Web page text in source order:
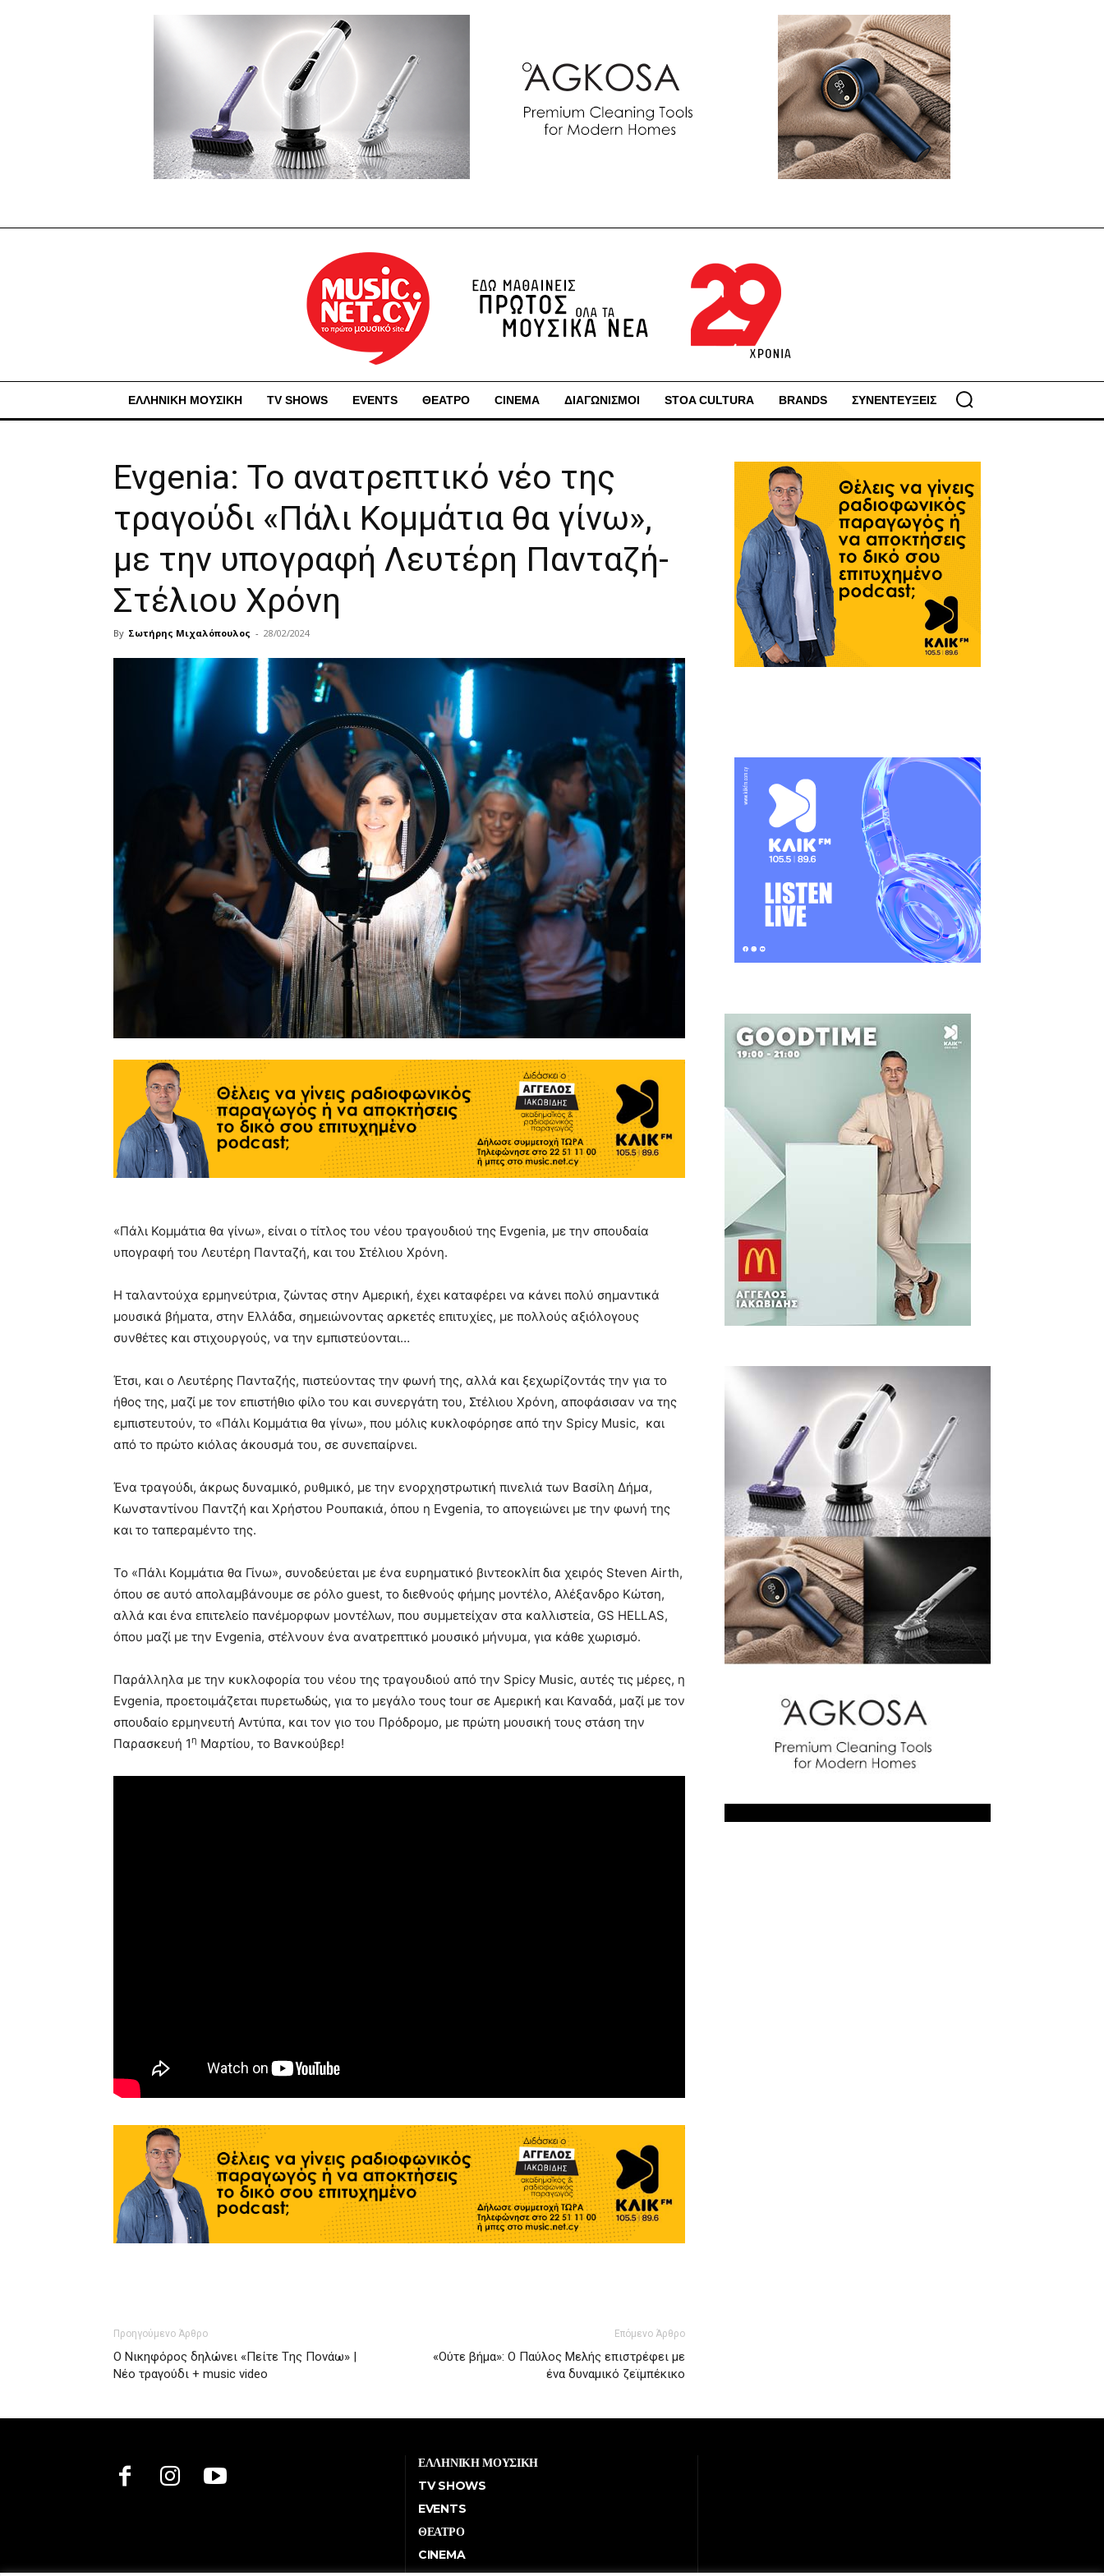
ΕΛΛΗΝΙΚΗ ΜΟΥΣΙΚΗ TV SHOWS EVENTS ΘΕΑΤΡΟ CINEMA ΔΙΑΓΩΝΙΣΜΟΙ STOA CULTURA BRANDS ΣΥΝΕΝΤΕΥΞΕΙΣ
Evgenia: Το ανατρεπτικό νέο της
τραγούδι «Πάλι Κομμάτια θα γίνω»,
με την υπογραφή Λευτέρη Πανταζή-
Στέλιου Χρόνη
By Σωτήρης Μιχαλόπουλος - 28/02/2024
«Πάλι Κομμάτια θα γίνω», είναι ο τίτλος του νέου τραγουδιού της Evgenia, με την σπουδαία
υπογραφή του Λευτέρη Πανταζή, και του Στέλιου Χρόνη.
Η ταλαντούχα ερμηνεύτρια, ζώντας στην Αμερική, έχει καταφέρει να κάνει πολύ σημαντικά
μουσικά βήματα, στην Ελλάδα, σημειώνοντας αρκετές επιτυχίες, με πολλούς αξιόλογους
συνθέτες και στιχουργούς, να την εμπιστεύονται…
Έτσι, και ο Λευτέρης Πανταζής, πιστεύοντας την φωνή της, αλλά και ξεχωρίζοντάς την για το
ήθος της, μαζί με τον επιστήθιο φίλο του και συνεργάτη του, Στέλιου Χρόνη, αποφάσισαν να της
εμπιστευτούν, το «Πάλι Κομμάτια θα γίνω», που μόλις κυκλοφόρησε από την Spicy Music, και
από το πρώτο κιόλας άκουσμά του, σε συνεπαίρνει.
Ένα τραγούδι, άκρως δυναμικό, ρυθμικό, με την ενορχηστρωτική πινελιά των Βασίλη Δήμα,
Κωνσταντίνου Παντζή και Χρήστου Ρουπακιά, όπου η Evgenia, το απογειώνει με την φωνή της
και το ταπεραμέντο της.
Το «Πάλι Κομμάτια θα Γίνω», συνοδεύεται με ένα ευρηματικό βιντεοκλίπ δια χειρός Steven Airth,
όπου σε αυτό απολαμβάνουμε σε ρόλο guest, το διεθνούς φήμης μοντέλο, Αλέξανδρο Κώτση,
αλλά και ένα επιτελείο πανέμορφων μοντέλων, που συμμετείχαν στα καλλιστεία, GS HELLAS,
όπου μαζί με την Evgenia, στέλνουν ένα ανατρεπτικό μουσικό μήνυμα, για κάθε χωρισμό.
Παράλληλα με την κυκλοφορία του νέου της τραγουδιού από την Spicy Music, αυτές τις μέρες, η
Εvgenia, προετοιμάζεται πυρετωδώς, για το μεγάλο τους tour σε Αμερική και Καναδά, μαζί με τον
σπουδαίο ερμηνευτή Αντύπα, και τον γιο του Πρόδρομο, με πρώτη μουσική τους στάση την
Παρασκευή 1η Μαρτίου, το Βανκούβερ!
Προηγούμενο Άρθρο
Ο Νικηφόρος δηλώνει «Πείτε Tης Πονάω» |
Νέο τραγούδι + music video
Επόμενο Άρθρο
«Ούτε βήμα»: Ο Παύλος Μελής επιστρέφει με
ένα δυναμικό ζεϊμπέκικο
ΕΛΛΗΝΙΚΗ ΜΟΥΣΙΚΗ
TV SHOWS
EVENTS
ΘΕΑΤΡΟ
CINEMA